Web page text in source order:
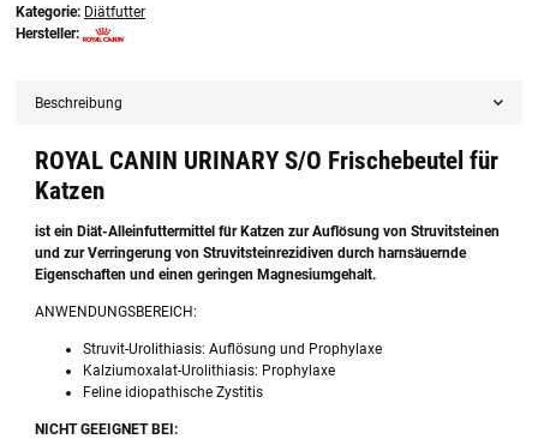
Kategorie: Diätfutter
Hersteller:
Beschreibung
ROYAL CANIN URINARY S/O Frischebeutel für
Katzen
ist ein Diät-Alleinfuttermittel für Katzen zur Auflösung von Struvitsteinen
und zur Verringerung von Struvitsteinrezidiven durch harnsäuernde
Eigenschaften und einen geringen Magnesiumgehalt.
ANWENDUNGSBEREICH:
Struvit-Urolithiasis: Auflösung und Prophylaxe
Kalziumoxalat-Urolithiasis: Prophylaxe
Feline idiopathische Zystitis
NICHT GEEIGNET BEI: